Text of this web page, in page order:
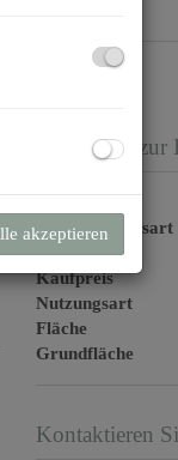
Basisdaten
Vermarktungsart
Objektart
Kaufpreis
Nutzungsart
Fläche
Grundfläche
Kontaktieren
akzeptieren